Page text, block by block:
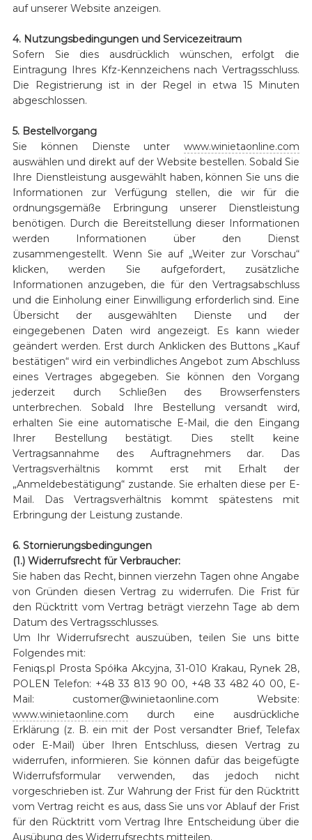
auf unserer Website anzeigen.
4. Nutzungsbedingungen und Servicezeitraum
Sofern Sie dies ausdrücklich wünschen, erfolgt die
Eintragung Ihres Kfz-Kennzeichens nach Vertragsschluss.
Die Registrierung ist in der Regel in etwa 15 Minuten
abgeschlossen.
5. Bestellvorgang
Sie können Dienste unterwww.winietaonline.com
auswählen und direkt auf der Website bestellen. Sobald Sie
Ihre Dienstleistung ausgewählt haben, können Sie uns die
Informationen zur Verfügung stellen, die wir für die
ordnungsgemäße Erbringung unserer Dienstleistung
benötigen. Durch die Bereitstellung dieser Informationen
werden Informationen über den Dienst
zusammengestellt. Wenn Sie auf „Weiter zur Vorschau“
klicken, werden Sie aufgefordert, zusätzliche
Informationen anzugeben, die für den Vertragsabschluss
und die Einholung einer Einwilligung erforderlich sind. Eine
Übersicht der ausgewählten Dienste und der
eingegebenen Daten wird angezeigt. Es kann wieder
geändert werden. Erst durch Anklicken des Buttons „Kauf
bestätigen“ wird ein verbindliches Angebot zum Abschluss
eines Vertrages abgegeben. Sie können den Vorgang
jederzeit durch Schließen des Browserfensters
unterbrechen. Sobald Ihre Bestellung versandt wird,
erhalten Sie eine automatische E-Mail, die den Eingang
Ihrer Bestellung bestätigt. Dies stellt keine
Vertragsannahme des Auftragnehmers dar. Das
Vertragsverhältnis kommt erst mit Erhalt der
„Anmeldebestätigung“ zustande. Sie erhalten diese per E-
Mail. Das Vertragsverhältnis kommt spätestens mit
Erbringung der Leistung zustande.
6. Stornierungsbedingungen
(1.) Widerrufsrecht für Verbraucher:
Sie haben das Recht, binnen vierzehn Tagen ohne Angabe
von Gründen diesen Vertrag zu widerrufen. Die Frist für
den Rücktritt vom Vertrag beträgt vierzehn Tage ab dem
Datum des Vertragsschlusses.
Um Ihr Widerrufsrecht auszuüben, teilen Sie uns bitte
Folgendes mit:
Feniqs.pl Prosta Spółka Akcyjna, 31-010 Krakau, Rynek 28,
POLEN Telefon: +48 33 813 90 00, +48 33 482 40 00, E-
Mail: customer@winietaonline.com Website:
www.winietaonline.com durch eine ausdrückliche
Erklärung (z. B. ein mit der Post versandter Brief, Telefax
oder E-Mail) über Ihren Entschluss, diesen Vertrag zu
widerrufen, informieren. Sie können dafür das beigefügte
Widerrufsformular verwenden, das jedoch nicht
vorgeschrieben ist. Zur Wahrung der Frist für den Rücktritt
vom Vertrag reicht es aus, dass Sie uns vor Ablauf der Frist
für den Rücktritt vom Vertrag Ihre Entscheidung über die
Ausübung des Widerrufsrechts mitteilen.